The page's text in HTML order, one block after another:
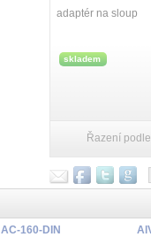
adaptér na sloup
skladem
Řazení podle
AC-160-DIN